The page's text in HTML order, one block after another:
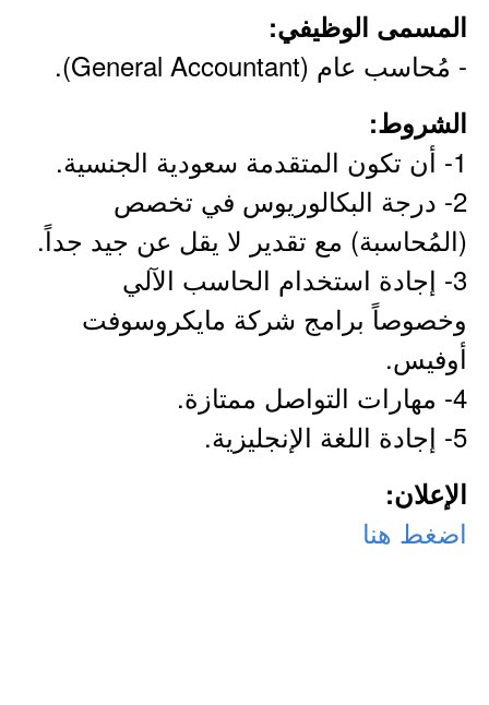
المسمى الوظيفي:
- مُحاسب عام (General Accountant).
الشروط:
1- أن تكون المتقدمة سعودية الجنسية.
2- درجة البكالوريوس في تخصص
(المُحاسبة) مع تقدير لا يقل عن جيد جداً.
3- إجادة استخدام الحاسب الآلي
وخصوصاً برامج شركة مايكروسوفت
أوفيس.
4- مهارات التواصل ممتازة.
5- إجادة اللغة الإنجليزية.
الإعلان:
اضغط هنا